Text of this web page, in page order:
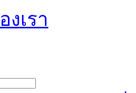
เรา